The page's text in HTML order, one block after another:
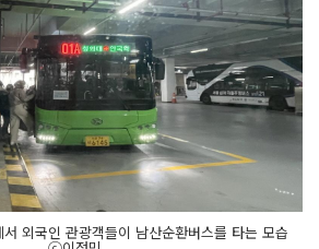
외국인 관광객들이 남산순환버스를 타는 모습